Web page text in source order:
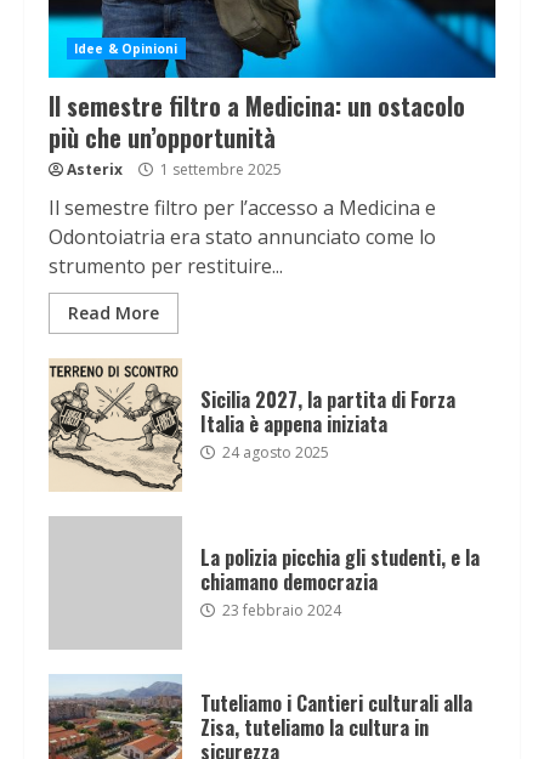
Idee & Opinioni
Il semestre filtro a Medicina: un ostacolo
più che un’opportunità
Asterix 1 settembre 2025
Il semestre filtro per l’accesso a Medicina e
Odontoiatria era stato annunciato come lo
strumento per restituire...
Read More
Sicilia 2027, la partita di Forza
Italia è appena iniziata
24 agosto 2025
La polizia picchia gli studenti, e la
chiamano democrazia
23 febbraio 2024
Tuteliamo i Cantieri culturali alla
Zisa, tuteliamo la cultura in
sicurezza